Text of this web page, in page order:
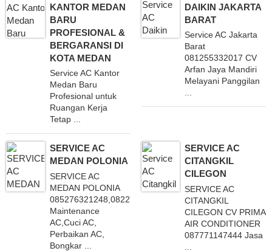
KANTOR MEDAN
BARU
PROFESIONAL &
BERGARANSI DI
KOTA MEDAN
Service AC Kantor
Medan Baru
Profesional untuk
Ruangan Kerja
Tetap ...
DAIKIN JAKARTA
BARAT
Service AC Jakarta
Barat
081255332017 CV
Arfan Jaya Mandiri
Melayani Panggilan
...
SERVICE AC
MEDAN POLONIA
SERVICE AC
MEDAN POLONIA
085276321248,082272686688
Maintenance
AC,Cuci AC,
Perbaikan AC,
Bongkar ...
SERVICE AC
CITANGKIL
CILEGON
SERVICE AC
CITANGKIL
CILEGON CV PRIMA
AIR CONDITIONER
087771147444 Jasa